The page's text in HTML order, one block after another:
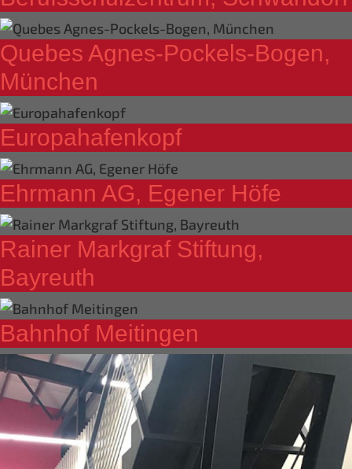
Quebes Agnes-Pockels-Bogen,
München
Europahafenkopf
Ehrmann AG, Egener Höfe
Rainer Markgraf Stiftung,
Bayreuth
Bahnhof Meitingen